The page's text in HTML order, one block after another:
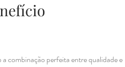
combinação perfeita entre qualidade e